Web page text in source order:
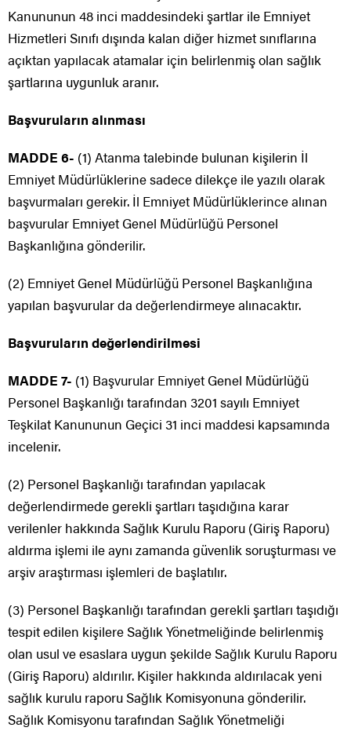
Kanununun 48 inci maddesindeki şartlar ile Emniyet
Hizmetleri Sınıfı dışında kalan diğer hizmet sınıflarına
açıktan yapılacak atamalar için belirlenmiş olan sağlık
şartlarına uygunluk aranır.
Başvuruların alınması
MADDE 6- (1) Atanma talebinde bulunan kişilerin İl
Emniyet Müdürlüklerine sadece dilekçe ile yazılı olarak
başvurmaları gerekir. İl Emniyet Müdürlüklerince alınan
başvurular Emniyet Genel Müdürlüğü Personel
Başkanlığına gönderilir.
(2) Emniyet Genel Müdürlüğü Personel Başkanlığına
yapılan başvurular da değerlendirmeye alınacaktır.
Başvuruların değerlendirilmesi
MADDE 7- (1) Başvurular Emniyet Genel Müdürlüğü
Personel Başkanlığı tarafından 3201 sayılı Emniyet
Teşkilat Kanununun Geçici 31 inci maddesi kapsamında
incelenir.
(2) Personel Başkanlığı tarafından yapılacak
değerlendirmede gerekli şartları taşıdığına karar
verilenler hakkında Sağlık Kurulu Raporu (Giriş Raporu)
aldırma işlemi ile aynı zamanda güvenlik soruşturması ve
arşiv araştırması işlemleri de başlatılır.
(3) Personel Başkanlığı tarafından gerekli şartları taşıdığı
tespit edilen kişilere Sağlık Yönetmeliğinde belirlenmiş
olan usul ve esaslara uygun şekilde Sağlık Kurulu Raporu
(Giriş Raporu) aldırılır. Kişiler hakkında aldırılacak yeni
sağlık kurulu raporu Sağlık Komisyonuna gönderilir.
Sağlık Komisyonu tarafından Sağlık Yönetmeliği